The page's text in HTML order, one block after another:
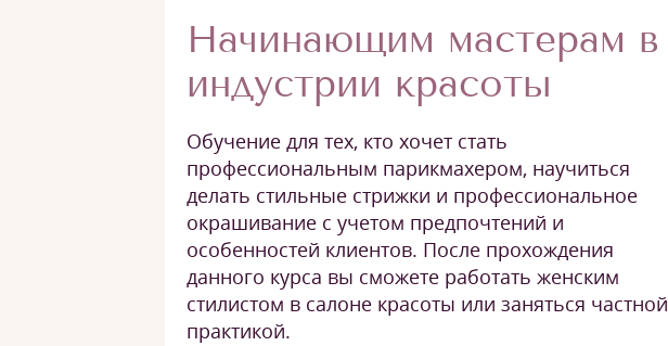
Начинающим мастерам в
индустрии красоты
Обучение для тех, кто хочет стать
профессиональным парикмахером, научиться
делать стильные стрижки и профессиональное
окрашивание с учетом предпочтений и
особенностей клиентов. После прохождения
данного курса вы сможете работать женским
стилистом в салоне красоты или заняться частной
практикой.